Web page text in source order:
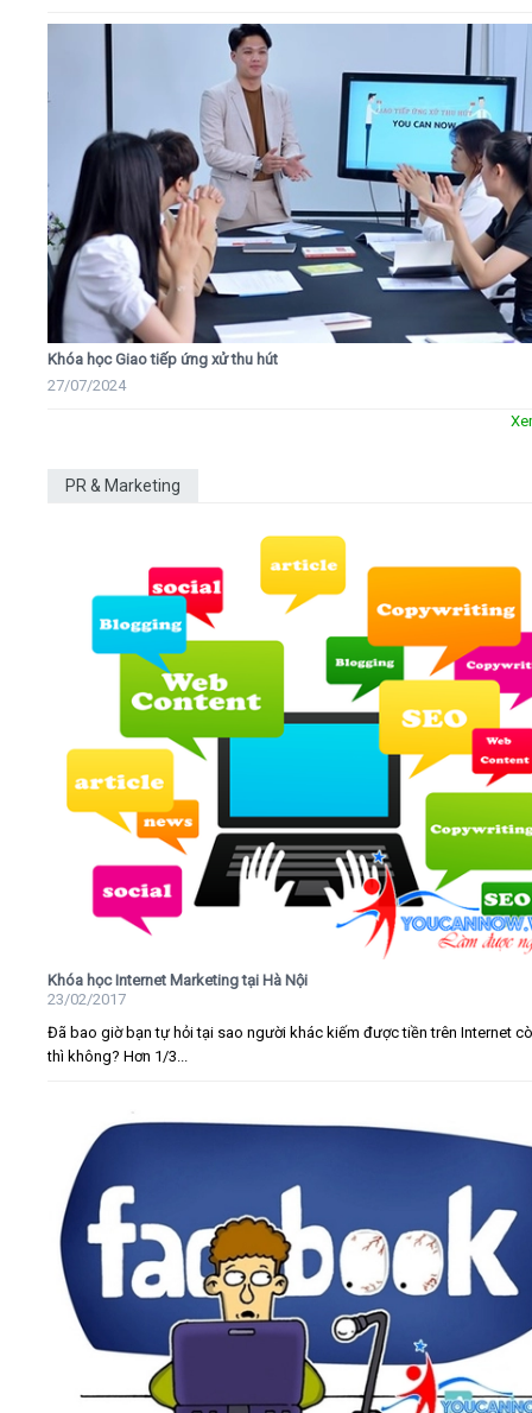
Khóa học Giao tiếp ứng xử thu hút
27/07/2024
PR & Marketing
Khóa học Internet Marketing tại Hà Nội
23/02/2017
Đã bao giờ bạn tự hỏi tại sao người khác kiếm được tiền trên Internet
thì không? Hơn 1/3...